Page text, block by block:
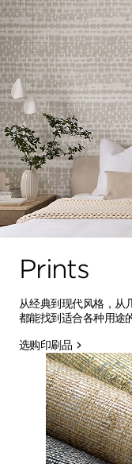
Prints
从经典到现代风格，从
都能找到适合各种用途
选购印刷品